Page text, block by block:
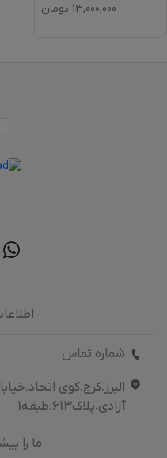
13,000,000 تومان
شماره تماس
البرز.کرج.کوی
آزادی.پلاک613.طبقه1
ما را